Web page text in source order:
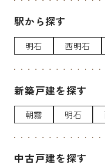
駅から探す
明石 西明石
新築戸建を探す
朝霧 明石
中古戸建を探す